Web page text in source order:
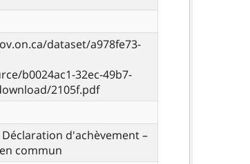
dataset/a978fe73-
b0024ac1-32ec-49b7-
2105f.pdf
Déclaration d'achèvement –
commun